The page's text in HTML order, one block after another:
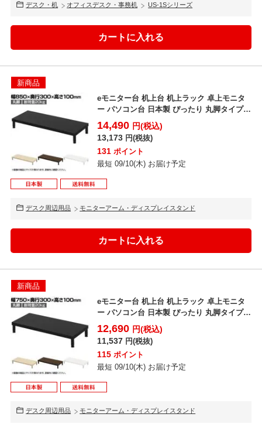
デスク・机 オフィスデスク・事務机 US-1Sシリーズ
新商品
eモニター台 机上台 机上ラック 卓上モニタ
ー パソコン台 日本製 ぴったり 丸脚タイプ
幅850×...
14,490 円(税込)
13,173 円(税抜)
131 ポイント
最短 09/10(木) お届け予定
デスク周辺用品 モニターアーム・ディスプレイスタンド
新商品
eモニター台 机上台 机上ラック 卓上モニタ
ー パソコン台 日本製 ぴったり 丸脚タイプ
幅750×...
12,690 円(税込)
11,537 円(税抜)
115 ポイント
最短 09/10(木) お届け予定
デスク周辺用品 モニターアーム・ディスプレイスタンド